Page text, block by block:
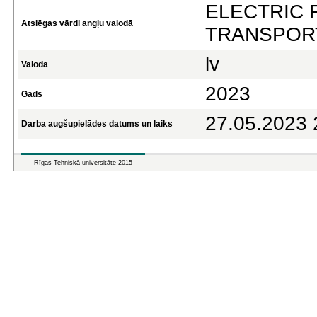
Atslēgas vārdi angļu valodā
ELECTRIC
Valoda lv
Gads 2023
Darba augšupielādes datums un laiks 27.05.2023
Rīgas Tehniskā universitāte 2015